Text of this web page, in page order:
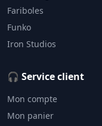
Fariboles
Funko
Iron Studios
🎧 Service client
Mon compte
Mon panier